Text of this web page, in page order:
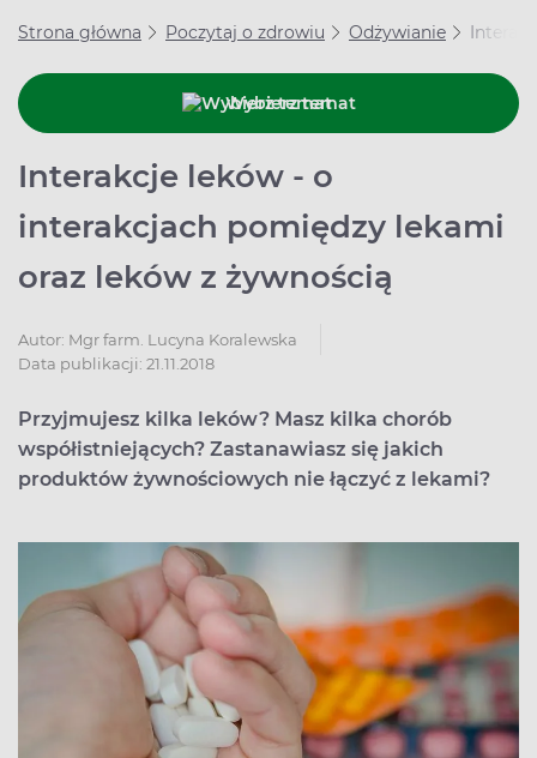
Strona główna Poczytaj o zdrowiu Odżywianie
Wybierz temat
Interakcje leków - o
interakcjach pomiędzy lekami
oraz leków z żywnością
Autor: Mgr farm. Lucyna Koralewska
Data publikacji: 21.11.2018
Przyjmujesz kilka leków? Masz kilka chorób
współistniejących? Zastanawiasz się jakich
produktów żywnościowych nie łączyć z lekami?